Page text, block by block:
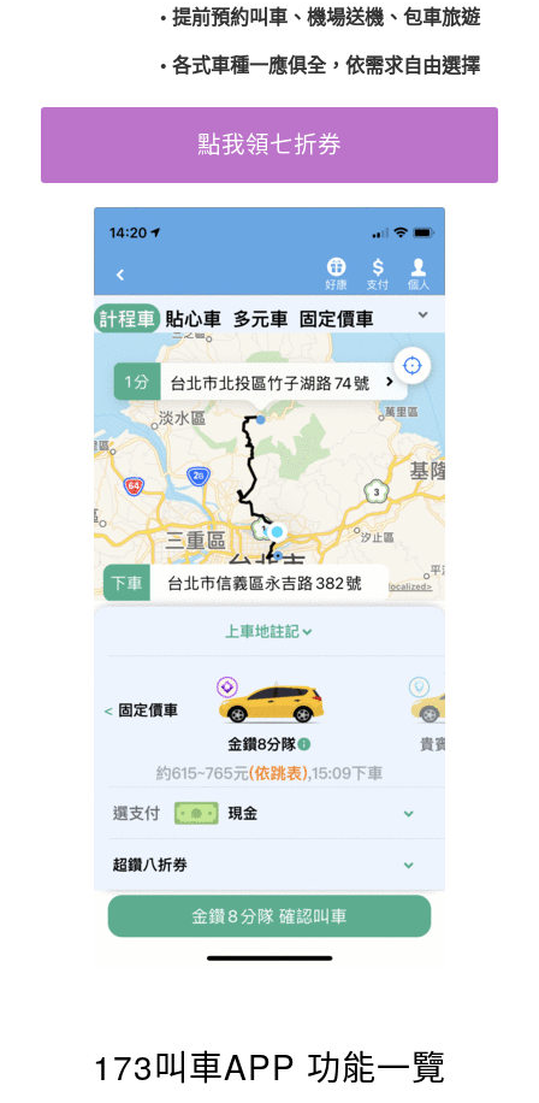
• 提前預約叫車、機場送機、包車旅遊
• 各式車種一應俱全，依需求自由選擇
點我領七折券
173叫車APP 功能一覽